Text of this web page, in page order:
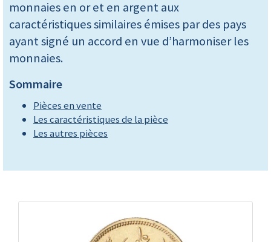
monnaies en or et en argent aux
caractéristiques similaires émises par des pays
ayant signé un accord en vue d’harmoniser les
monnaies.
Sommaire
Pièces en vente
Les caractéristiques de la pièce
Les autres pièces